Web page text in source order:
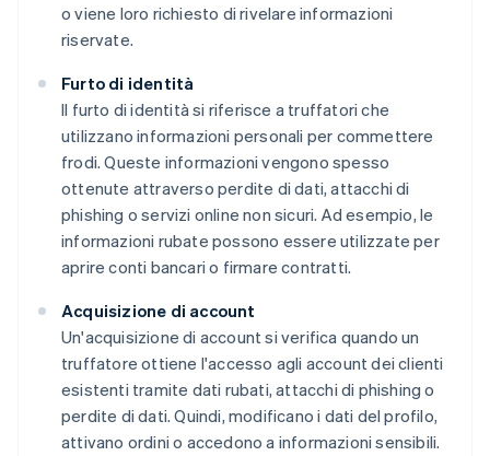
o viene loro richiesto di rivelare informazioni
riservate.
Furto di identità
Il furto di identità si riferisce a truffatori che
utilizzano informazioni personali per commettere
frodi. Queste informazioni vengono spesso
ottenute attraverso perdite di dati, attacchi di
phishing o servizi online non sicuri. Ad esempio, le
informazioni rubate possono essere utilizzate per
aprire conti bancari o firmare contratti.
Acquisizione di account
Un'acquisizione di account si verifica quando un
truffatore ottiene l'accesso agli account dei clienti
esistenti tramite dati rubati, attacchi di phishing o
perdite di dati. Quindi, modificano i dati del profilo,
attivano ordini o accedono a informazioni sensibili.